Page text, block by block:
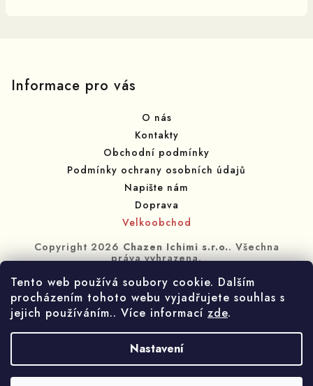
Tento web používá soubory cookie. Dalším
procházením tohoto webu vyjadřujete souhlas s
jejich používáním.. Více informací zde.
Nastavení
Informace pro vás
O nás
Kontakty
Obchodní podmínky
Podmínky ochrany osobních údajů
Napište nám
Doprava
Velkoobchod
Copyright 2026 Chazen Ichimi s.r.o.. Všechna
práva vyhrazena.
Vytvořil Shoptet